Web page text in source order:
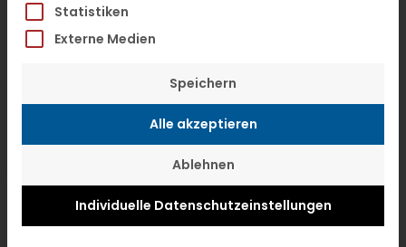
VTL hat die Berechnung seines
sendungsspezifischen CO2-
Statistiken
Externe Medien
Speichern
Alle akzeptieren
Ablehnen
Individuelle Datenschutzeinstellungen